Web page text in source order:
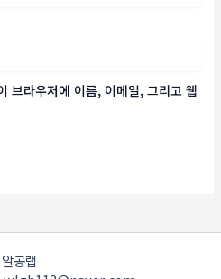
브라우저에 이름, 이메일, 그리고 웹
공랩